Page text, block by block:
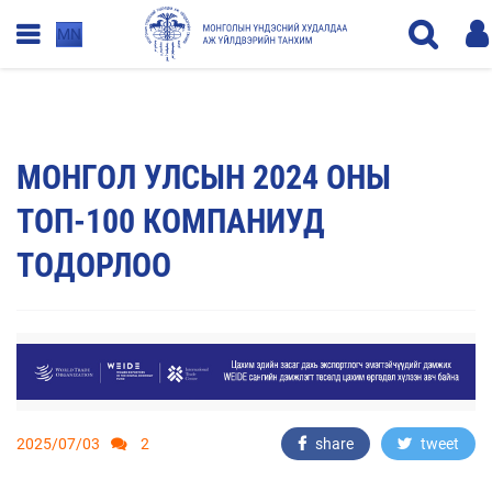
MN
МОНГОЛ УЛСЫН 2024 ОНЫ
ТОП-100 КОМПАНИУД
ТОДОРЛОО
2025/07/03 2 share tweet